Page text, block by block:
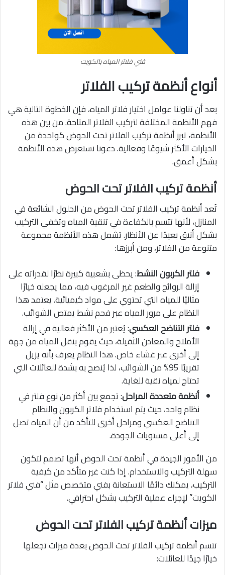
فني فلاتر المياه بالكويت
أنواع أنظمة تركيب الفلاتر
بعد أن تناولنا عوامل اختيار فلاتر المياه، فإن الخطوة التالية هي
فهم الأنظمة المختلفة لتركيب الفلاتر المتاحة. من بين هذه
الأنظمة، تبرز أنظمة تركيب الفلاتر تحت الحوض كواحدة من
الخيارات الأكثر شيوعًا وفعالية. دعونا نستعرض هذه الأنظمة
بشكل أعمق.
أنظمة تركيب الفلاتر تحت الحوض
تُعد أنظمة تركيب الفلاتر تحت الحوض من الحلول الشائعة في
المنازل، لأنها تتسم بالكفاءة في تنقية المياه وتخفي التركيب
بشكل أنيق بعيدًا عن الأنظار. تشمل هذه الأنظمة مجموعة
متنوعة من الفلاتر، ومن أبرزها:
فلتر الكربون النشط: يحظى بشعبية كبيرة نظرًا لقدراته على
إزالة الروائح والطعم غير المرغوب فيه، مما يجعله خيارًا
مثاليًا للمياه التي تحتوي على مواد كيميائية. يعتمد هذا
النظام على مرور المياه عبر فحم نشط يمتص الشوائب.
فلتر التناضح العكسي: يُعتبر من الأكثر فعالية في إزالة
الأملاح والمعادن الثقيلة، حيث يقوم بنقل المياه من جهة
إلى أخرى عبر غشاء خاص. هذا النظام يعرف بأنه يزيل
تقريبًا 95% من الشوائب، لذا يُنصح به بشدة للعائلات التي
تحتاج لمياه نقية للغاية.
أنظمة متعددة المراحل: تجمع بين أكثر من نوع فلتر في
نظام واحد، حيث يتم استخدام فلاتر الكربون والنظام
التناضح العكسي ومراحل أخرى للتأكد من أن المياه تصل
إلى أعلى مستويات الجودة.
من الأمور الجيدة في أنظمة تحت الحوض أنها تصمم لتكون
سهلة التركيب والاستخدام. إذا كنت غير متأكد من كيفية
التركيب، يمكنك دائمًا الاستعانة بفني متخصص مثل “فني فلاتر
الكويت” لإجراء عملية التركيب بشكل احترافي.
ميزات أنظمة تركيب الفلاتر تحت الحوض
تتسم أنظمة تركيب الفلاتر تحت الحوض بعدة ميزات تجعلها
خيارًا جيدًا للعائلات: